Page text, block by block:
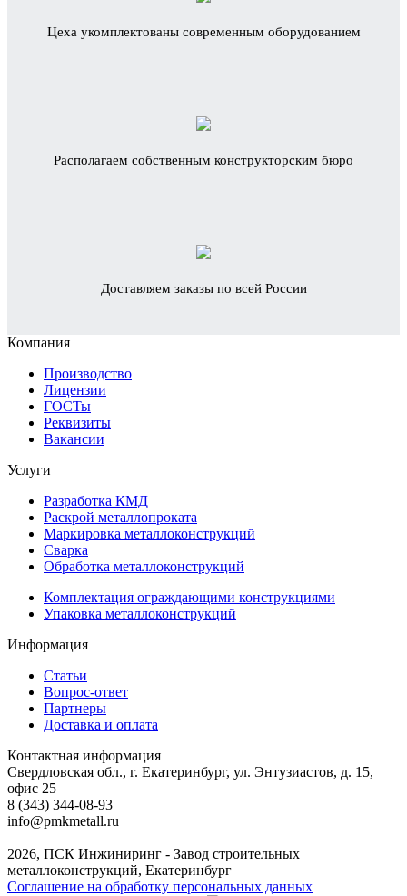
Цеха укомплектованы современным оборудованием
Располагаем собственным конструкторским бюро
Доставляем заказы по всей России
Компания
Производство
Лицензии
ГОСТы
Реквизиты
Вакансии
Услуги
Разработка КМД
Раскрой металлопроката
Маркировка металлоконструкций
Сварка
Обработка металлоконструкций
Комплектация ограждающими конструкциями
Упаковка металлоконструкций
Информация
Статьи
Вопрос-ответ
Партнеры
Доставка и оплата
Контактная информация
Свердловская обл., г. Екатеринбург, ул. Энтузиастов, д. 15,
офис 25
8 (343) 344-08-93
info@pmkmetall.ru
2026, ПСК Инжиниринг - Завод строительных
металлоконструкций, Екатеринбург
Соглашение на обработку персональных данных